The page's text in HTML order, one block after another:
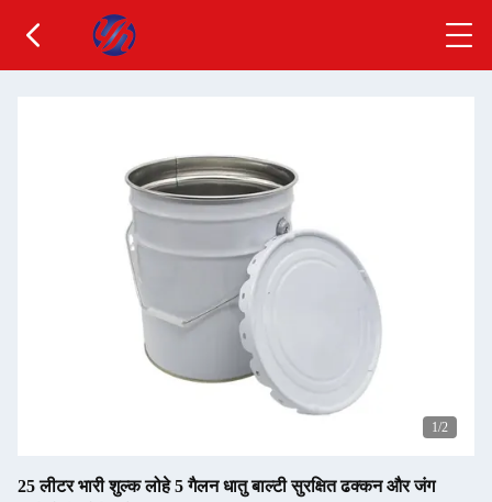
1/2
25 लीटर भारी शुल्क लोहे 5 गैलन धातु बाल्टी सुरक्षित ढक्कन और जंग